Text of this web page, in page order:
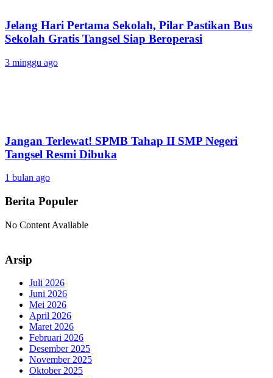
Jelang Hari Pertama Sekolah, Pilar Pastikan Bus
Sekolah Gratis Tangsel Siap Beroperasi
3 minggu ago
Jangan Terlewat! SPMB Tahap II SMP Negeri
Tangsel Resmi Dibuka
1 bulan ago
Berita Populer
No Content Available
Arsip
Juli 2026
Juni 2026
Mei 2026
April 2026
Maret 2026
Februari 2026
Desember 2025
November 2025
Oktober 2025